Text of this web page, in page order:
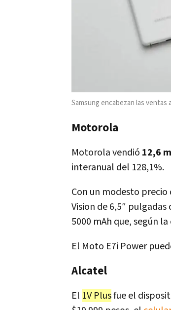
Samsung encabezan las ventas
Motorola
Motorola vendió 12,6
interanual del 128,1%.
Con un modesto precio
Vision de 6,5″
5000 mAh que, según
El Moto E7i Power
Alcatel
El 1V Plusfue el